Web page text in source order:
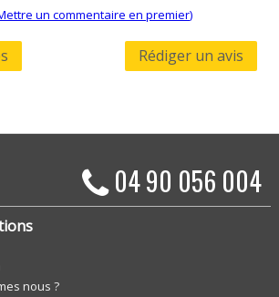
un commentaire en premier)
Rédiger un avis
04 90 056 004
nous ?